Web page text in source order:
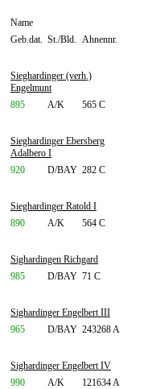
Name
Geb.dat. St./Bld. Ahnennr.
Sieghardinger (verh.)
Engelmunt
895
A/K 565 C
Sieghardinger Ebersberg
Adalbero I
920
D/BAY 282 C
Sieghardinger Ratold I
890
A/K 564 C
Sighardingen Richgard
985
D/BAY 71 C
Sighardinger Engelbert III
965
D/BAY 243268 A
Sighardinger Engelbert IV
990
A/K 121634 A